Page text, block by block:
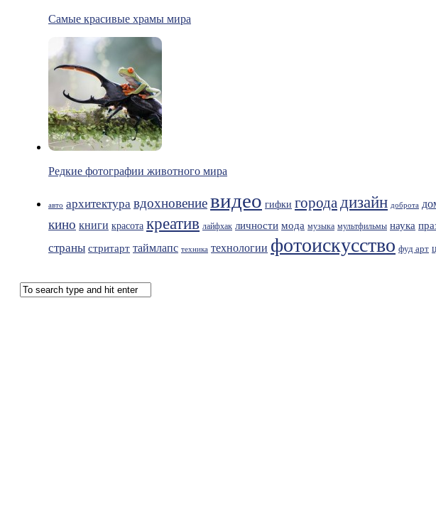
Самые красивые храмы мира
Редкие фотографии животного мира
авто архитектура вдохновениевидео гифки городадизайн доброта
кино книги красота креатив лайфхак личности мода музыка мультфильмы наука
страны стритарт таймлапс техника технологии фотоискусство фуд арт